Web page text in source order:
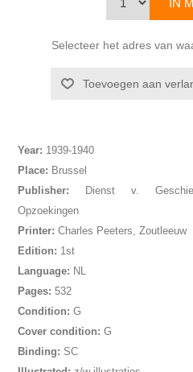
Selecteer het adres van
Year: 1939-1940
Place: Brussel
Publisher: Dienst v.
Opzoekingen
Printer: Charles Peeters, Zoutleeuw
Edition: 1st
Language: NL
Pages: 532
Condition: G
Cover condition: G
Binding: SC